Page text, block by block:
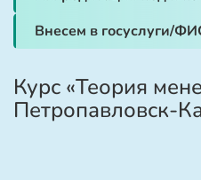
Внесем в госуслуги/
Курс «Теория
Петропавловск-